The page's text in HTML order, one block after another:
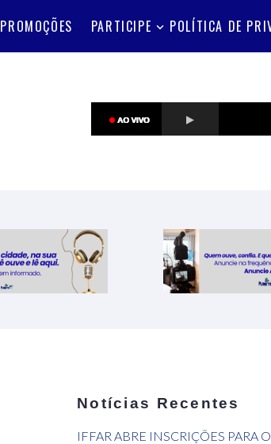
PROMOÇÕES PARTICIPE POLÍTICA DE
Notícias Recentes
IFFAR ABRE INSCRIÇÕES PARA O